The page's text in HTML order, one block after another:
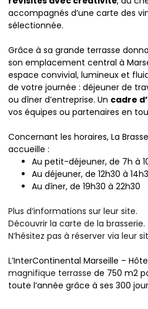
accompagnés d’une carte des
sélectionnée.
Grâce à sa grande terrasse
son emplacement central à
espace convivial, lumineux et
de votre journée : déjeuner de
ou dîner d’entreprise. Un cadre
vos équipes ou partenaires en
Concernant les horaires, La
accueille :
Au petit-déjeuner, de 7h à
Au déjeuner, de 12h30 à
Au dîner, de 19h30 à 22h30
Plus d’informations sur leur site.
Découvrir la carte de la brasserie.
N’hésitez pas à réserver via leur
L’InterContinental Marseille –
magnifique terrasse de 750 m2
toute l’année grâce à ses 300